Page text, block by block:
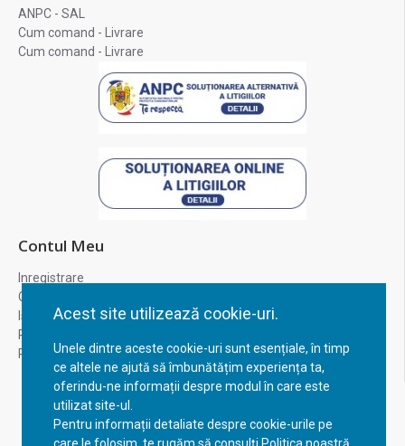
Acest site utilizează cookie-uri.
Unele dintre aceste cookie-uri sunt esențiale, în timp
ce altele ne ajută să îmbunătățim experiența ta,
oferindu-ne informații despre modul în care este
utilizat site-ul.
Pentru informații detaliate despre cookie-urile pe
ANPC - SAL
Cum comand - Livrare
Cum comand - Livrare
Contul Meu
Inregistrare
Contul meu
Istoric comenzi
Recuperare parola
Returnare produs